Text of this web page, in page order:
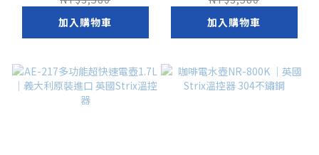
加入購物車
加入購物車